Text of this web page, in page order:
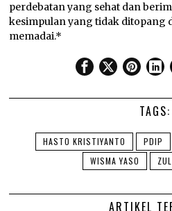
perdebatan yang sehat dan
kesimpulan yang tidak ditopang
memadai.*
TAGS:
HASTO KRISTIYANTO PDIP
WISMA YASO
ARTIKEL